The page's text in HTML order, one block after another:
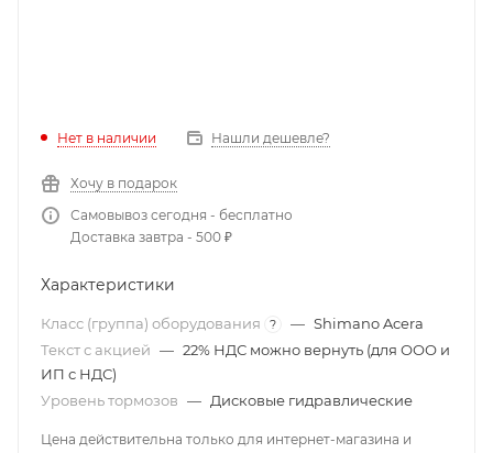
Нет в наличии Нашли дешевле?
Хочу в подарок
Самовывоз сегодня - бесплатно
Доставка завтра - 500 ₽
Характеристики
Класс (группа) оборудования ? — Shimano Acera
Текст с акцией — 22% НДС можно вернуть (для ООО и
ИП с НДС)
Уровень тормозов — Дисковые гидравлические
Цена действительна только для интернет-магазина и